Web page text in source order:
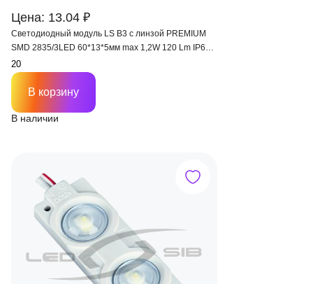
Цена: 13.04 ₽
Светодиодный модуль LS В3 с линзой PREMIUM
SMD 2835/3LED 60*13*5мм max 1,2W 120 Lm IP65
175°
В наличии
В корзину